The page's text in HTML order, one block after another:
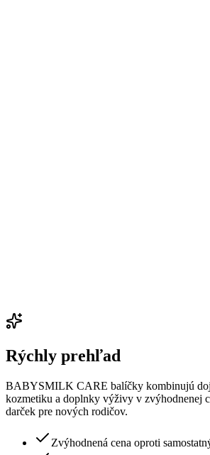
Rýchly prehľad
BABYSMILK CARE balíčky kombinujú
kozmetiku a doplnky výživy v zvýhodnenej
darček pre nových rodičov.
Zvýhodnená cena oproti